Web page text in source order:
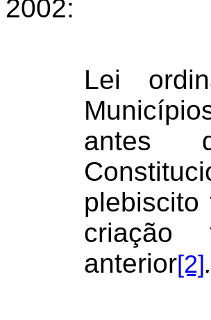
2002:
Lei
antes
criação
anterior[2].